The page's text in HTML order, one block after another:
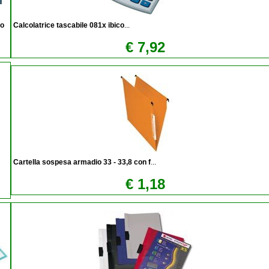
Calcolatrice tascabile 081x ibico...
€ 7,92
Cartella sospesa armadio 33 - 33,8 con f...
€ 1,18